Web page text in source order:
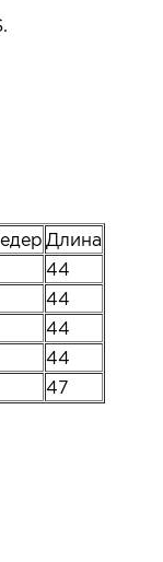
Длина
44
44
44
44
47